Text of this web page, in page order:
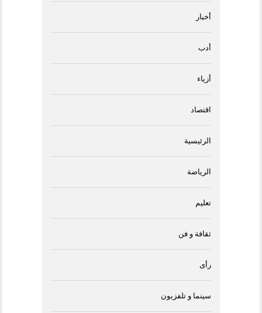
أخبار
أدب
أزياء
اقتصاد
الرئيسية
الرياضة
تعليم
ثقافة و فن
رأى
سينما و تلفزيون